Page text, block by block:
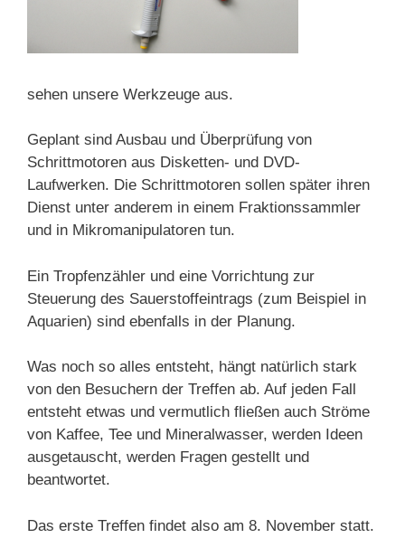
sehen unsere Werkzeuge aus.
Geplant sind Ausbau und Überprüfung von
Schrittmotoren aus Disketten- und DVD-
Laufwerken. Die Schrittmotoren sollen später ihren
Dienst unter anderem in einem Fraktionssammler
und in Mikromanipulatoren tun.
Ein Tropfenzähler und eine Vorrichtung zur
Steuerung des Sauerstoffeintrags (zum Beispiel in
Aquarien) sind ebenfalls in der Planung.
Was noch so alles entsteht, hängt natürlich stark
von den Besuchern der Treffen ab. Auf jeden Fall
entsteht etwas und vermutlich fließen auch Ströme
von Kaffee, Tee und Mineralwasser, werden Ideen
ausgetauscht, werden Fragen gestellt und
beantwortet.
Das erste Treffen findet also am 8. November statt.